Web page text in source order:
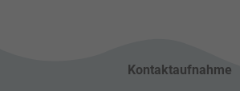
Kontaktaufnahme